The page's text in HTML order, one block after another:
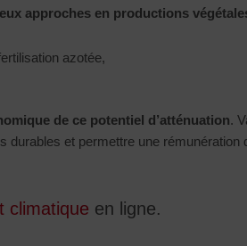
approches en productions
azotée,
de ce potentiel d’atténuation.
durables et permettre une rémunération
climatique en ligne.